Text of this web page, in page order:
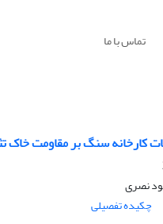
تماس با ما
کارخانه سنگ بر مقاومت
نصری
چکیده تفصیلی